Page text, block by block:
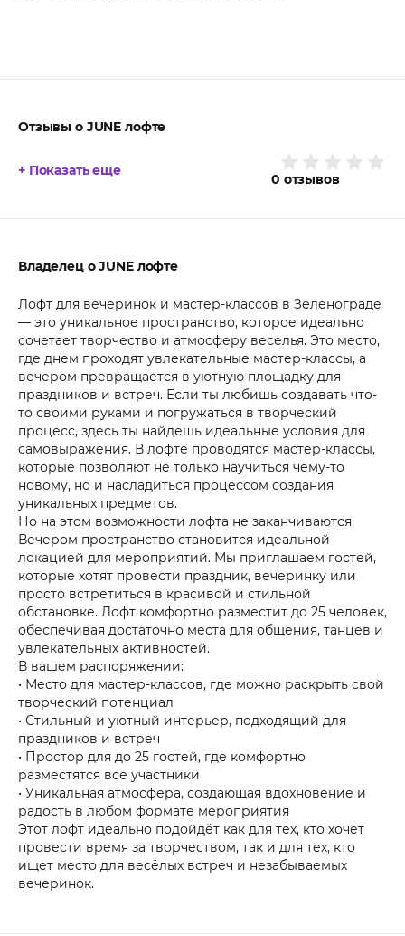
Отзывы о JUNE лофте
0 отзывов
+ Показать еще
Владелец о JUNE лофте
Лофт для вечеринок и мастер-классов в Зеленограде
— это уникальное пространство, которое идеально
сочетает творчество и атмосферу веселья. Это место,
где днем проходят увлекательные мастер-классы, а
вечером превращается в уютную площадку для
праздников и встреч. Если ты любишь создавать что-
то своими руками и погружаться в творческий
процесс, здесь ты найдешь идеальные условия для
самовыражения. В лофте проводятся мастер-классы,
которые позволяют не только научиться чему-то
новому, но и насладиться процессом создания
уникальных предметов.
Но на этом возможности лофта не заканчиваются.
Вечером пространство становится идеальной
локацией для мероприятий. Мы приглашаем гостей,
которые хотят провести праздник, вечеринку или
просто встретиться в красивой и стильной
обстановке. Лофт комфортно разместит до 25 человек,
обеспечивая достаточно места для общения, танцев и
увлекательных активностей.
В вашем распоряжении:
• Место для мастер-классов, где можно раскрыть свой
творческий потенциал
• Стильный и уютный интерьер, подходящий для
праздников и встреч
• Простор для до 25 гостей, где комфортно
разместятся все участники
• Уникальная атмосфера, создающая вдохновение и
радость в любом формате мероприятия
Этот лофт идеально подойдёт как для тех, кто хочет
провести время за творчеством, так и для тех, кто
ищет место для весёлых встреч и незабываемых
вечеринок.